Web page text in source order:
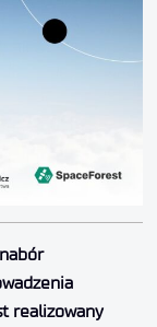
realizowany